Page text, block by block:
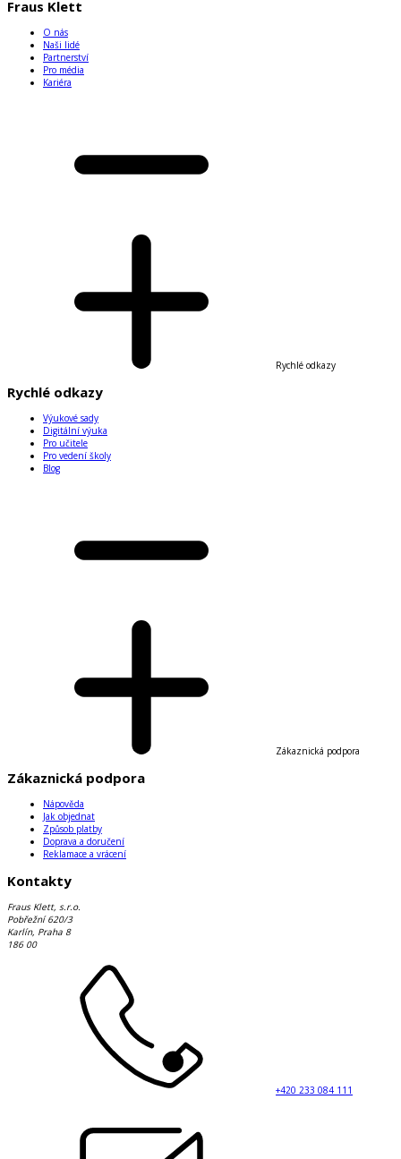
Fraus Klett
O nás
Naši lidé
Partnerství
Pro média
Kariéra
Rychlé odkazy
Rychlé odkazy
Výukové sady
Digitální výuka
Pro učitele
Pro vedení školy
Blog
Zákaznická podpora
Zákaznická podpora
Nápověda
Jak objednat
Způsob platby
Doprava a doručení
Reklamace a vrácení
Kontakty
Fraus Klett, s.r.o.
Pobřežní 620/3
Karlín, Praha 8
186 00
+420 233 084 111